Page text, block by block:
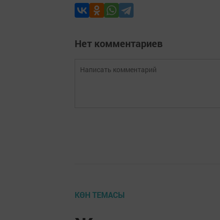
Нет комментариев
КӨН ТЕМАСЫ